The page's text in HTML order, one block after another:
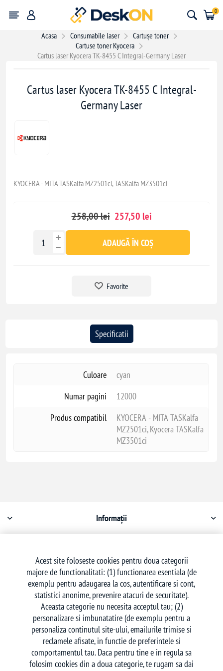
0
Acasa Consumabile laser
Cartușe toner
Cartuse toner Kyocera
Cartus laser Kyocera TK-8455 C Integral-Germany Laser
Cartus laser Kyocera TK-8455 C Integral-
Germany Laser
KYOCERA - MITA TASKalfa MZ2501ci, TASKalfa MZ3501ci
258,00 lei 257,50 lei
ADAUGĂ ÎN COȘ
Favorite
Specificatii
Culoare
cyan
Numar pagini
12000
Produs compatibil
KYOCERA - MITA TASKalfa
MZ2501ci, Kyocera TASKalfa
MZ3501ci
Informații
Serviciu clienți
Urmăriți-ne
Acest site foloseste cookies pentru doua categorii
majore de functionalitati: (1) functionarea esentiala (de
exemplu pentru adaugarea la cos, autentificare si cont,
statistici anonime, prevenire atacuri de securitate).
Aceasta categorie nu necesita acceptul tau; (2)
personalizare si imbunatatire (de exemplu pentru a
personaliza continutul site-ului, emailurile trimise si
reclamele afisate, in functie de preferintele si
comportamentul tau. Daca pentru tine e in regula sa
folosim cookies din a doua categorie, te rugam sa dai